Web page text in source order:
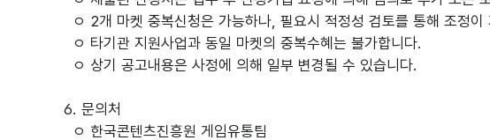
6. 문의처